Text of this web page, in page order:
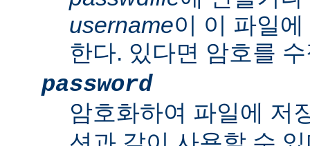
username이 이 파일
한다. 있다면 암호를
password
암호화하여 파일에 저